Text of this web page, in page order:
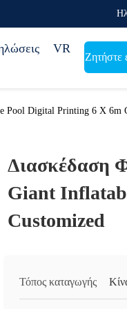
VR
Ζητήστε
Pool Digital Printing 6 X 6m
Διασκέδαση
Giant
Customized
Τόπος καταγωγής